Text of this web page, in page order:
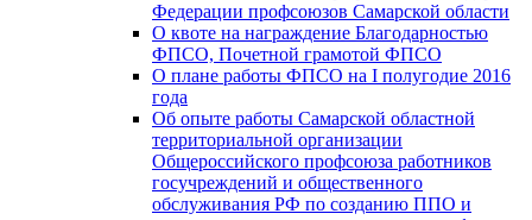
Федерации профсоюзов Самарской области
О квоте на награждение Благодарностью
ФПСО, Почетной грамотой ФПСО
О плане работы ФПСО на I полугодие 2016
года
Об опыте работы Самарской областной
территориальной организации
Общероссийского профсоюза работников
госучреждений и общественного
обслуживания РФ по созданию ППО и